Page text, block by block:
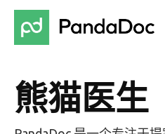
熊猫医生